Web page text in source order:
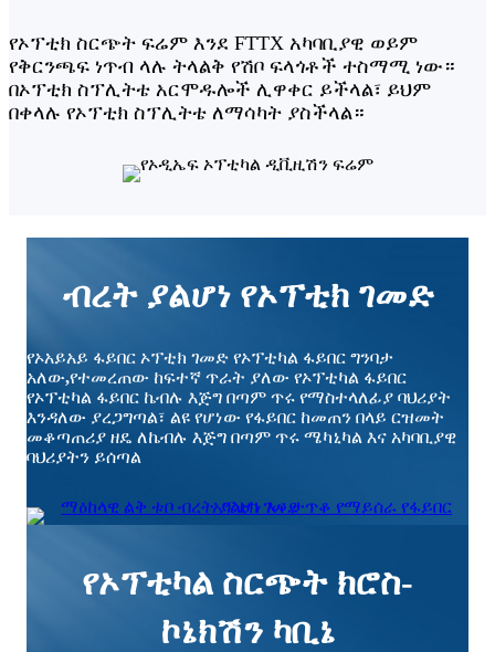
የኦፕቲክ ስርጭት ፍሬም እንደ FTTX አካባቢያዊ ወይም
የቅርንጫፍ ነጥብ ላሉ ትላልቅ የሽቦ ፍላጎቶች ተስማሚ ነው።
በኦፕቲክ ስፕሊትቴ አርሞዱሎች ሊዋቀር ይችላል፣ ይህም
በቀላሉ የኦፕቲክ ስፕሊትቴ ለማሳካት ያስችላል።
ብረት ያልሆነ የኦፕቲክ ገመድ
የኦአይአይ ፋይበር ኦፕቲክ ገመድ የኦፕቲካል ፋይበር ግንባታ
አለው,የተመረጠው ከፍተኛ ጥራት ያለው የኦፕቲካል ፋይበር
የኦፕቲካል ፋይበር ኬብሉ እጅግ በጣም ጥሩ የማስተላለፊያ ባህሪያት
እንዳለው ያረጋግጣል፣ ልዩ የሆነው የፋይበር ከመጠን በላይ ርዝመት
መቆጣጠሪያ ዘዴ ለኬብሉ እጅግ በጣም ጥሩ ሜካኒካል እና አካባቢያዊ
ባህሪያትን ይሰጣል
የኦፕቲካል ስርጭት ክሮስ-
ኮኔክሽን ካቢኔ